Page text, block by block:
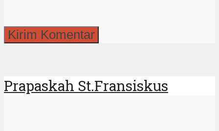
Prapaskah St.Fransiskus